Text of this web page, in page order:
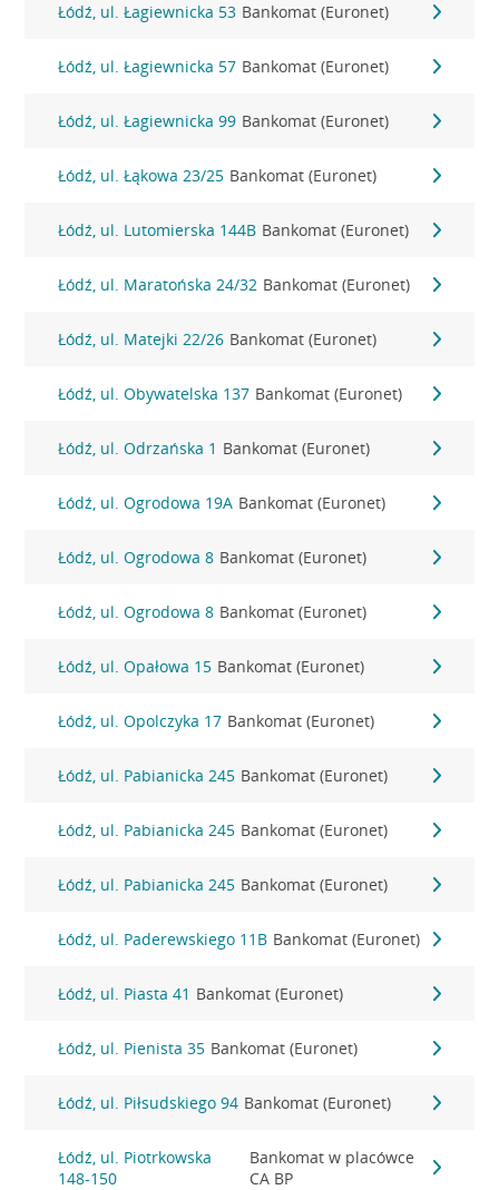
Łódź, ul. Łagiewnicka 53 Bankomat (Euronet)
Łódź, ul. Łagiewnicka 57 Bankomat (Euronet)
Łódź, ul. Łagiewnicka 99 Bankomat (Euronet)
Łódź, ul. Łąkowa 23/25 Bankomat (Euronet)
Łódź, ul. Lutomierska 144B Bankomat (Euronet)
Łódź, ul. Maratońska 24/32 Bankomat (Euronet)
Łódź, ul. Matejki 22/26 Bankomat (Euronet)
Łódź, ul. Obywatelska 137 Bankomat (Euronet)
Łódź, ul. Odrzańska 1 Bankomat (Euronet)
Łódź, ul. Ogrodowa 19A Bankomat (Euronet)
Łódź, ul. Ogrodowa 8 Bankomat (Euronet)
Łódź, ul. Ogrodowa 8 Bankomat (Euronet)
Łódź, ul. Opałowa 15 Bankomat (Euronet)
Łódź, ul. Opolczyka 17 Bankomat (Euronet)
Łódź, ul. Pabianicka 245 Bankomat (Euronet)
Łódź, ul. Pabianicka 245 Bankomat (Euronet)
Łódź, ul. Pabianicka 245 Bankomat (Euronet)
Łódź, ul. Paderewskiego 11B Bankomat (Euronet)
Łódź, ul. Piasta 41 Bankomat (Euronet)
Łódź, ul. Pienista 35 Bankomat (Euronet)
Łódź, ul. Piłsudskiego 94 Bankomat (Euronet)
Łódź, ul. Piotrkowska
148-150
Bankomat w placówce
CA BP